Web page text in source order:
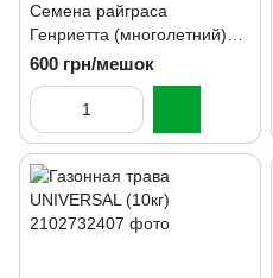
Семена райграса
Генриетта (многолетний)
5кг
600 грн/мешок